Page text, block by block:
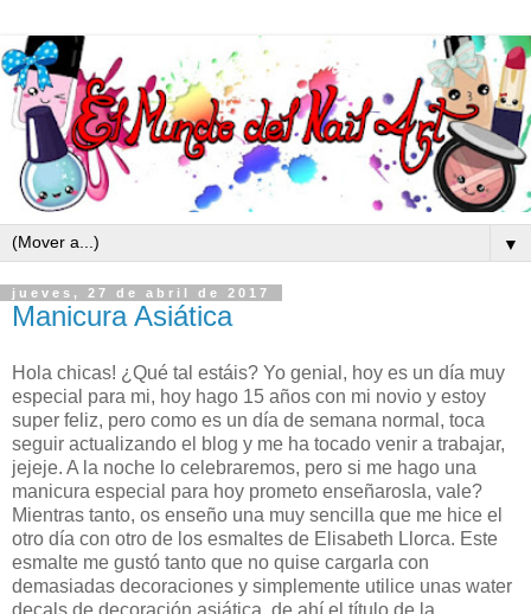
▼
jueves, 27 de abril de 2017
Manicura Asiática
Hola chicas! ¿Qué tal estáis? Yo genial, hoy es un día muy
especial para mi, hoy hago 15 años con mi novio y estoy
super feliz, pero como es un día de semana normal, toca
seguir actualizando el blog y me ha tocado venir a trabajar,
jejeje. A la noche lo celebraremos, pero si me hago una
manicura especial para hoy prometo enseñarosla, vale?
Mientras tanto, os enseño una muy sencilla que me hice el
otro día con otro de los esmaltes de Elisabeth Llorca. Este
esmalte me gustó tanto que no quise cargarla con
demasiadas decoraciones y simplemente utilice unas water
decals de decoración asiática, de ahí el título de la